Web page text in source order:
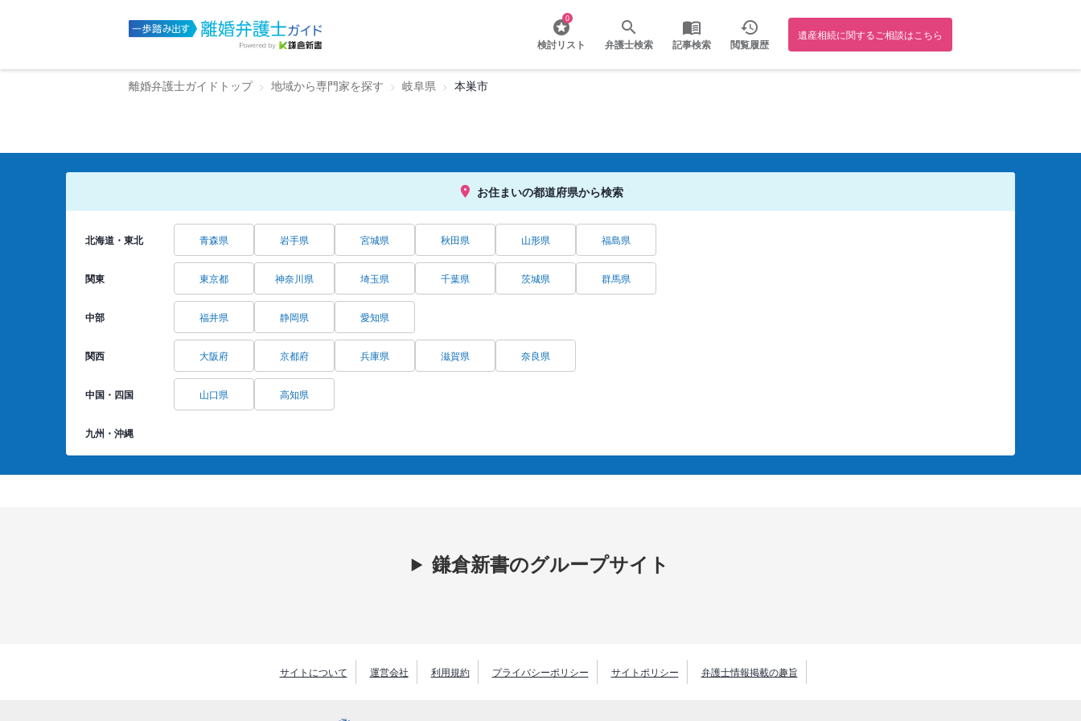
0
検討リスト 弁護士検索 記事検索 閲覧履歴
遺産相続に関するご相談はこちら
離婚弁護士ガイドトップ 地域から専門家を探す 岐阜県 本巣市
お住まいの都道府県から検索
北海道・東北 青森県 岩手県 宮城県 秋田県 山形県 福島県
関東 東京都 神奈川県 埼玉県 千葉県 茨城県 群馬県
中部 福井県 静岡県 愛知県
関西 大阪府 京都府 兵庫県 滋賀県 奈良県
中国・四国 山口県 高知県
九州・沖縄
鎌倉新書のグループサイト
サイトについて 運営会社 利用規約 プライバシーポリシー サイトポリシー 弁護士情報掲載の趣旨